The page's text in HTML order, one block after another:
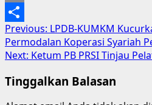
Email
Share
Post
navigation
Previous: LPDB-KUMKM
Permodalan Koperasi Syariah
Next: Ketum PB PRSI Tinjau
Tinggalkan Balasan